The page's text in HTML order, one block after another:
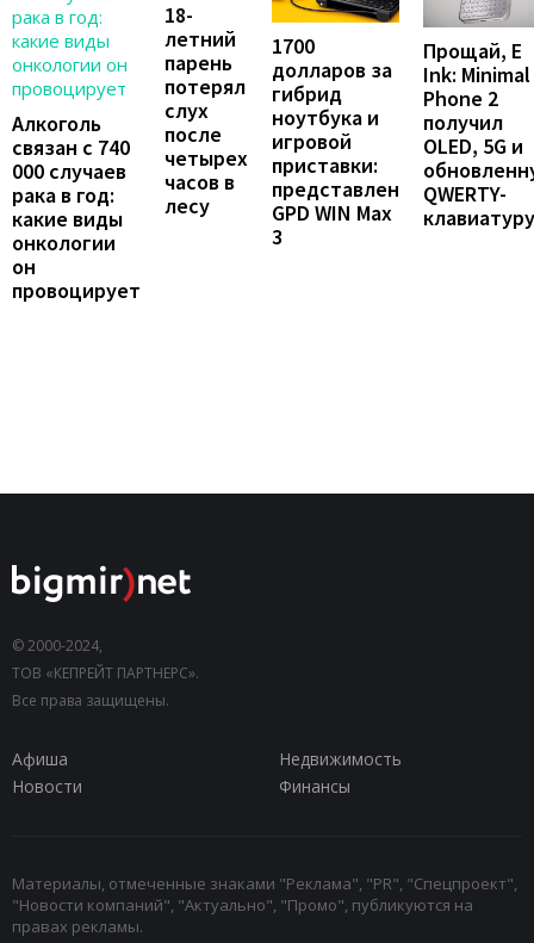
Алкоголь
связан с 740
000 случаев
рака в год:
какие виды
онкологии
он
провоцирует
18-
летний
парень
потерял
слух
после
четырех
часов в
лесу
1700
долларов за
гибрид
ноутбука и
игровой
приставки:
представлен
GPD WIN Max
3
Прощай, E
Ink: Minimal
Phone 2
получил
OLED, 5G и
QWERTY-
клавиатуру
© 2000-2024,
ТОВ «КЕПРЕЙТ ПАРТНЕРС».
Все права защищены.
Афиша
Недвижимость
Новости
Финансы
Материалы, отмеченные знаками "Реклама", "PR", "Спецпроект",
"Новости компаний", "Актуально", "Промо", публикуются на
правах рекламы.